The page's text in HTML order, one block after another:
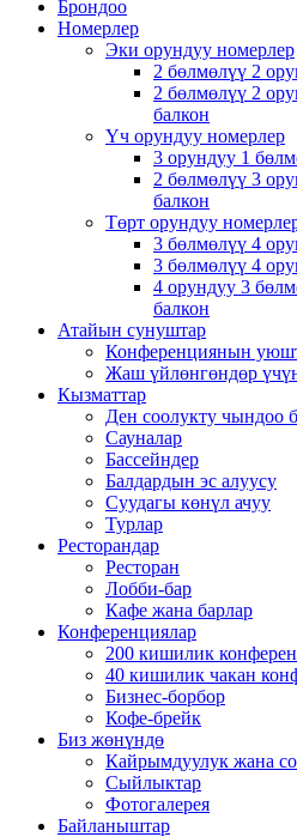
Брондоо
Номерлер
Эки орундуу номерлер
2 бөлмөлүү 2
2 бөлмөлүү 2
балкон
Үч орундуу номерлер
3 орундуу 1
2 бөлмөлүү 3
балкон
Төрт орундуу
3 бөлмөлүү 4
3 бөлмөлүү 4
4 орундуу 3
балкон
Атайын сунуштар
Конференциянын
Жаш үйлөнгөндөр
Кызматтар
Ден соолукту чындоо
Сауналар
Бассейндер
Балдардын эс алуусу
Суудагы көнүл ачуу
Турлар
Ресторандар
Ресторан
Лобби-бар
Кафе жана барлар
Конференциялар
200 кишилик
40 кишилик чакан
Бизнес-борбор
Кофе-брейк
Биз жөнүндө
Кайрымдуулук жана
Сыйлыктар
Фотогалерея
Байланыштар